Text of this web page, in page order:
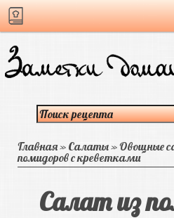
Главная» Салаты»Овощные
помидоров с креветками
Салат из